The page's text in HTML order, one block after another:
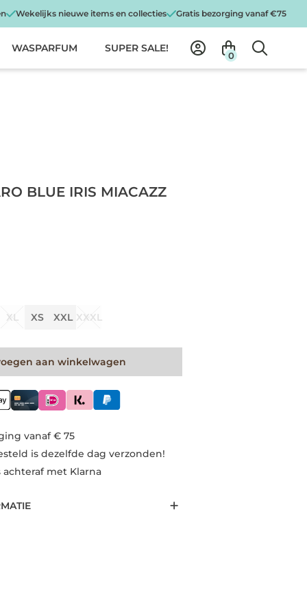
Wekelijks nieuwe items en collecties Gratis bezorging vanaf €75
WASPARFUM SUPER SALE!
0
BLUE IRIS MIACAZZ
XL XS XXL XXXL
aan winkelwagen
vanaf € 75
is dezelfde dag verzonden!
achteraf met Klarna